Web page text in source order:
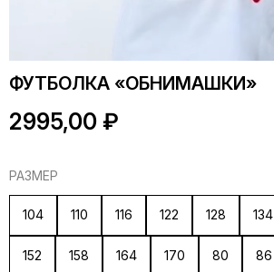
ФУТБОЛКА «ОБНИМАШКИ»
2995,00 ₽
РАЗМЕР
104 110 116 122 128 134
152 158 164 170 80 86